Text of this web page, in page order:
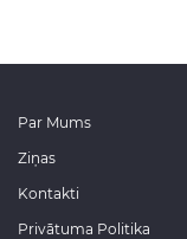
Par Mums
Ziņas
Kontakti
Privātuma Politika